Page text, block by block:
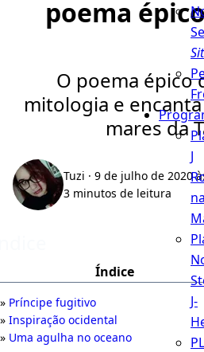
J
na
J-
poema
O poema épico
mitologia e
mares da
Tuzi · 9 de julho de 2020
3 minutos de leitura
Índice
Príncipe fugitivo
Inspiração ocidental
Uma agulha no oceano